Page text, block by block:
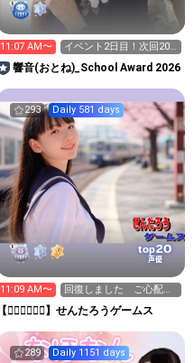
11:07 AM〜
イベント2日目！次回20
時〜
響音(おとね)_School Award 2026
293 Daily 581 days
top20
声優
11:09 AM〜
回復しました ご心配お
かけしました🙇🏻
【👉🏻🚋🚋👈🏻】せんたろうゲームス
289 Daily 1151 days